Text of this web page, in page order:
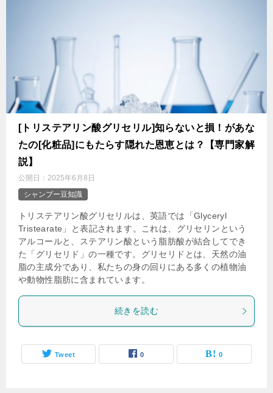
[トリステアリン酸グリセリル]知らないと損！があな
たの[化粧品]にもたらす隠れた恩恵とは？【専門家解
説】
公開日： 2025年6月8日
シャンプー豆知識
トリステアリン酸グリセリルは、英語では「Glyceryl
Tristearate」と表記されます。これは、グリセリンという
アルコールと、ステアリン酸という脂肪酸が結合してでき
た「グリセリド」の一種です。グリセリドとは、天然の油
脂の主成分であり、私たちの身の回りにある多くの植物油
や動物性脂肪に含まれています。
続きを読む
Tweet 0 0